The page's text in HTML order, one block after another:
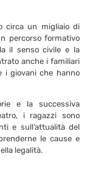
circa un migliaio di
percorso formativo
il senso civile e la
anche i familiari
i giovani che hanno
e la successiva
i ragazzi sono
e sull’attualità del
le cause e
legalità.